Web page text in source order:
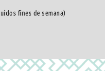
fines de semana)